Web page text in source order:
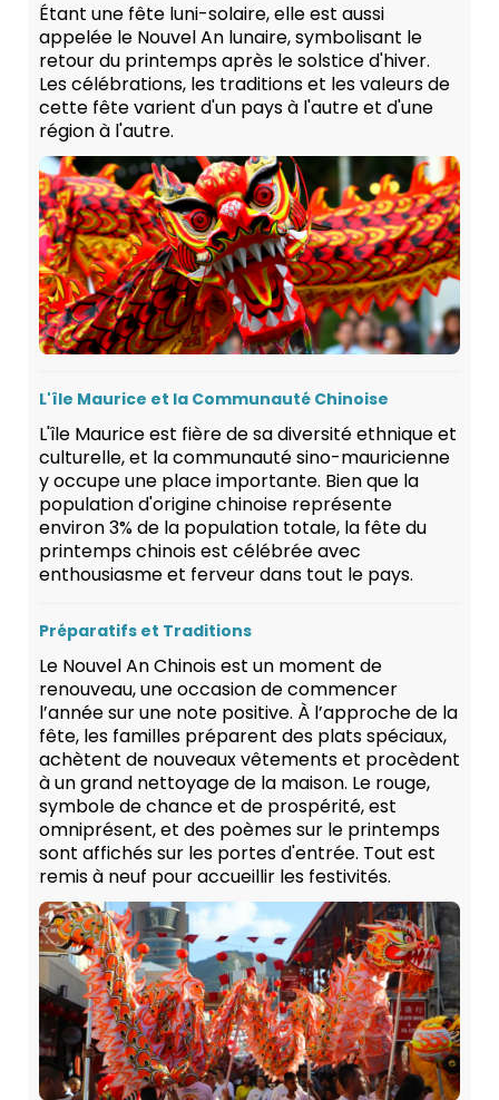
Étant une fête luni-solaire, elle est aussi
appelée le Nouvel An lunaire, symbolisant le
retour du printemps après le solstice d'hiver.
Les célébrations, les traditions et les valeurs de
cette fête varient d'un pays à l'autre et d'une
région à l'autre.
L'île Maurice et la Communauté Chinoise
L'île Maurice est fière de sa diversité ethnique et
culturelle, et la communauté sino-mauricienne
y occupe une place importante. Bien que la
population d'origine chinoise représente
environ 3% de la population totale, la fête du
printemps chinois est célébrée avec
enthousiasme et ferveur dans tout le pays.
Préparatifs et Traditions
Le Nouvel An Chinois est un moment de
renouveau, une occasion de commencer
l’année sur une note positive. À l’approche de la
fête, les familles préparent des plats spéciaux,
achètent de nouveaux vêtements et procèdent
à un grand nettoyage de la maison. Le rouge,
symbole de chance et de prospérité, est
omniprésent, et des poèmes sur le printemps
sont affichés sur les portes d'entrée. Tout est
remis à neuf pour accueillir les festivités.